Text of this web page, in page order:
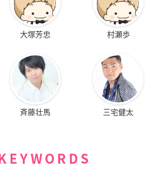
大塚芳忠 村瀬歩
斉藤壮馬 三宅健太
KEYWORDS